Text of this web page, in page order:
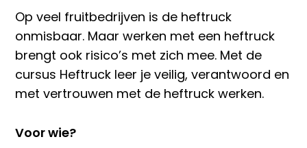
Op veel fruitbedrijven is de heftruck
onmisbaar. Maar werken met een heftruck
brengt ook risico’s met zich mee. Met de
cursus Heftruck leer je veilig, verantwoord en
met vertrouwen met de heftruck werken.
Voor wie?